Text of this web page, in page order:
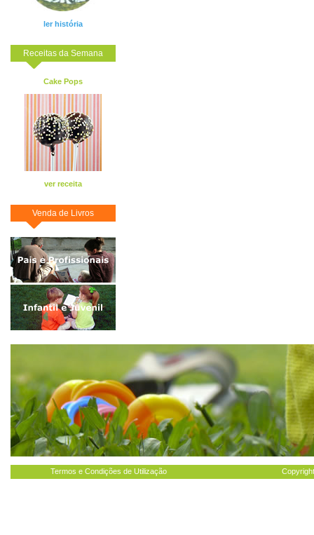
ler história
Receitas da Semana
Cake Pops
ver receita
Venda de Livros
Termos e Condições de Utilização